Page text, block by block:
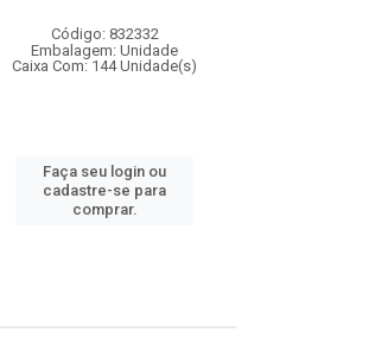
Código: 832332
Embalagem: Unidade
Caixa Com: 144 Unidade(s)
Faça seu login ou
cadastre-se para
comprar.